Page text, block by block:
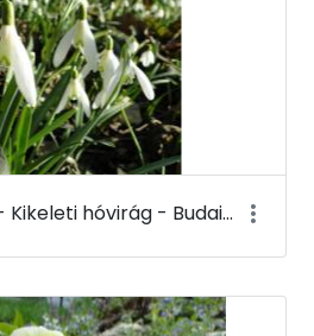
Galanthus nivalis - Kikeleti hóvirág - Budai Arborétum